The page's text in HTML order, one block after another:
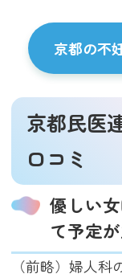
京都の不
京都民医
口コミ
優しい
て予定
（前略）婦人